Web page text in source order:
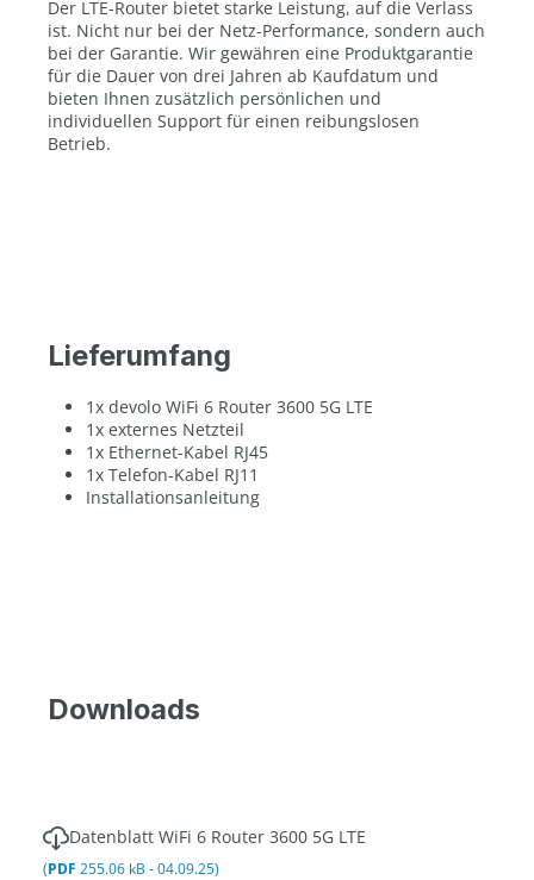
Der LTE-Router bietet starke Leistung, auf die Verlass
ist. Nicht nur bei der Netz-Performance, sondern auch
bei der Garantie. Wir gewähren eine Produktgarantie
für die Dauer von drei Jahren ab Kaufdatum und
bieten Ihnen zusätzlich persönlichen und
individuellen Support für einen reibungslosen
Betrieb.
Lieferumfang
1x devolo WiFi 6 Router 3600 5G LTE
1x externes Netzteil
1x Ethernet-Kabel RJ45
1x Telefon-Kabel RJ11
Installationsanleitung
Downloads
Datenblatt WiFi 6 Router 3600 5G LTE
(PDF 255.06 kB - 04.09.25)